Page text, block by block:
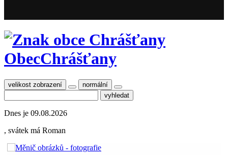
ObecChrášťany
velikost zobrazení normální
Dnes je 09.08.2026
, svátek má Roman